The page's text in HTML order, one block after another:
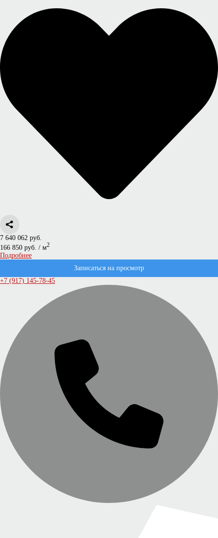
7 640 062 руб.
166 850 руб. / м2
Подробнее
Записаться на просмотр
+7 (917) 145-78-45